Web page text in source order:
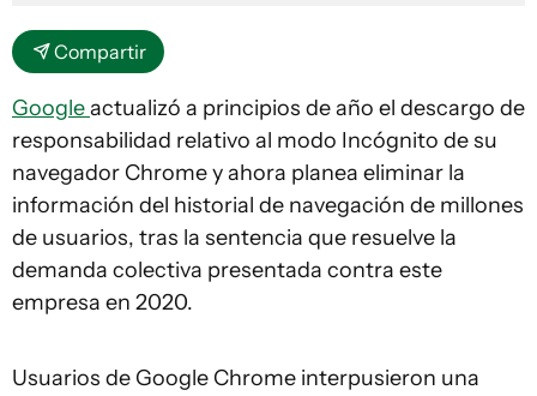
Compartir
Googleactualizó a principios de año el descargo de
responsabilidad relativo al modo Incógnito de su
navegador Chrome y ahora planea eliminar la
información del historial de navegación de millones
de usuarios, tras la sentencia que resuelve la
demanda colectiva presentada contra este
empresa en 2020.
Usuarios de Google Chrome interpusieron una